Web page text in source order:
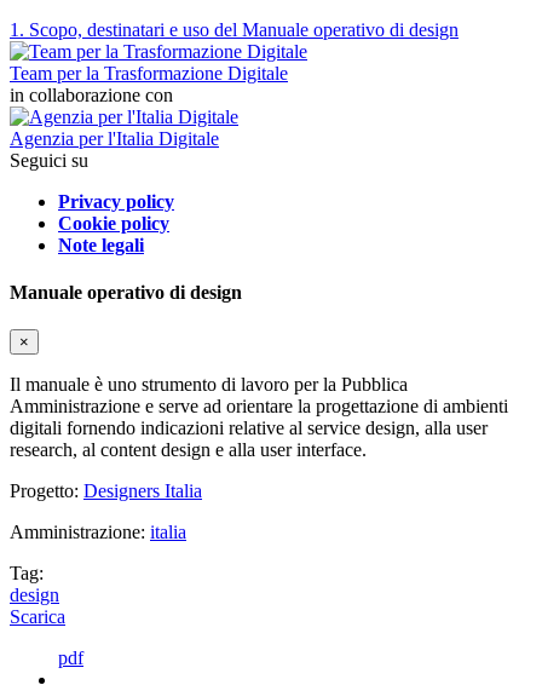
1. Scopo, destinatari e uso del Manuale operativo di design
Team per la Trasformazione Digitale
in collaborazione con
Agenzia per l'Italia Digitale
Seguici su
Privacy policy
Cookie policy
Note legali
Manuale operativo di design
×
Il manuale è uno strumento di lavoro per la Pubblica
Amministrazione e serve ad orientare la progettazione di ambienti
digitali fornendo indicazioni relative al service design, alla user
research, al content design e alla user interface.
Progetto: Designers Italia
Amministrazione: italia
Tag:
design
Scarica
pdf